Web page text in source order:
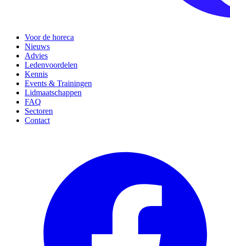
Voor de horeca
Nieuws
Advies
Ledenvoordelen
Kennis
Events & Trainingen
Lidmaatschappen
FAQ
Sectoren
Contact